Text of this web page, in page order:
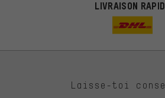
LIVRAISON
Laisse-toi
Des offres plus adaptées